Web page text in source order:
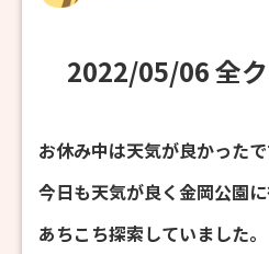
2022/05/06 全
お休み中は天気が良かったで
今日も天気が良く金岡公園に
あちこち探索していました。